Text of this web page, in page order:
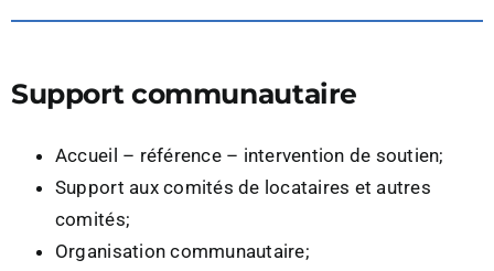
Support communautaire
Accueil – référence – intervention de soutien;
Support aux comités de locataires et autres
comités;
Organisation communautaire;